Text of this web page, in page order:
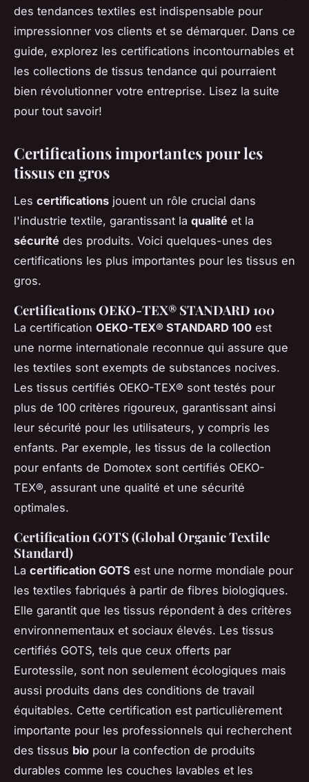
des tendances textiles est indispensable pour
impressionner vos clients et se démarquer. Dans ce
guide, explorez les certifications incontournables et
les collections de tissus tendance qui pourraient
bien révolutionner votre entreprise. Lisez la suite
pour tout savoir!
Certifications importantes pour les
tissus en gros
Les certifications jouent un rôle crucial dans
l'industrie textile, garantissant la qualité et la
sécurité des produits. Voici quelques-unes des
certifications les plus importantes pour les tissus en
gros.
Certifications OEKO-TEX® STANDARD 100
La certification OEKO-TEX® STANDARD 100 est
une norme internationale reconnue qui assure que
les textiles sont exempts de substances nocives.
Les tissus certifiés OEKO-TEX® sont testés pour
plus de 100 critères rigoureux, garantissant ainsi
leur sécurité pour les utilisateurs, y compris les
enfants. Par exemple, les tissus de la collection
pour enfants de Domotex sont certifiés OEKO-
TEX®, assurant une qualité et une sécurité
optimales.
Certification GOTS (Global Organic Textile
Standard)
La certification GOTS est une norme mondiale pour
les textiles fabriqués à partir de fibres biologiques.
Elle garantit que les tissus répondent à des critères
environnementaux et sociaux élevés. Les tissus
certifiés GOTS, tels que ceux offerts par
Eurotessile, sont non seulement écologiques mais
aussi produits dans des conditions de travail
équitables. Cette certification est particulièrement
importante pour les professionnels qui recherchent
des tissus bio pour la confection de produits
durables comme les couches lavables et les